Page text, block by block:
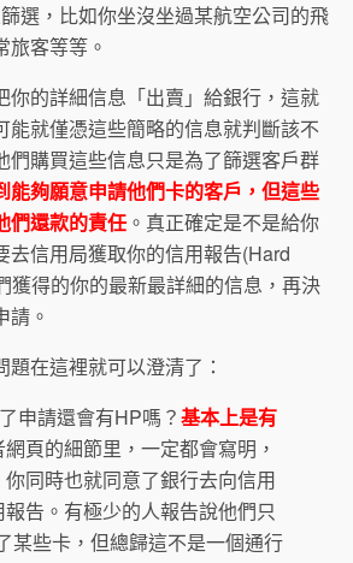
選，比如你坐沒坐過某航空公司的飛
旅客等等。
你的詳細信息「出賣」給銀行，這就
能就僅憑這些簡略的信息就判斷該不
們購買這些信息只是為了篩選客戶群
能夠願意申請他們卡的客戶，但這些
們還款的責任 。真正確定是不是給你
去信用局獲取你的信用報告(Hard
獲得的你的最新最詳細的信息，再決
請。
在這裡就可以澄清了：
申請還會有HP嗎？基本上是有
網頁的細節里，一定都會寫明，
同時也就同意了銀行去向信用
告。有極少的人報告說他們只
某些卡，但總歸這不是一個通行